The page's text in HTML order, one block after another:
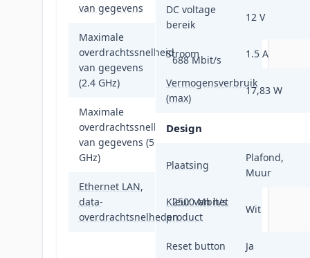
van gegevens
Maximale
overdrachtssnelheid
van gegevens
(2.4 GHz)
688 Mbit/s
Maximale
overdrachtssnelheid
van gegevens (5
GHz)
4324 Mbit/s
Ethernet LAN,
data-
overdrachtsnelheden
2500 Mbit/s
IEEE 802.11a,
DC voltage
bereik
12 V
Stroom 1.5 A
Vermogensverbruik
(max)
17,83 W
Design
Plaatsing
Plafond,
Muur
Kleur van het
product
Wit
Reset button Ja